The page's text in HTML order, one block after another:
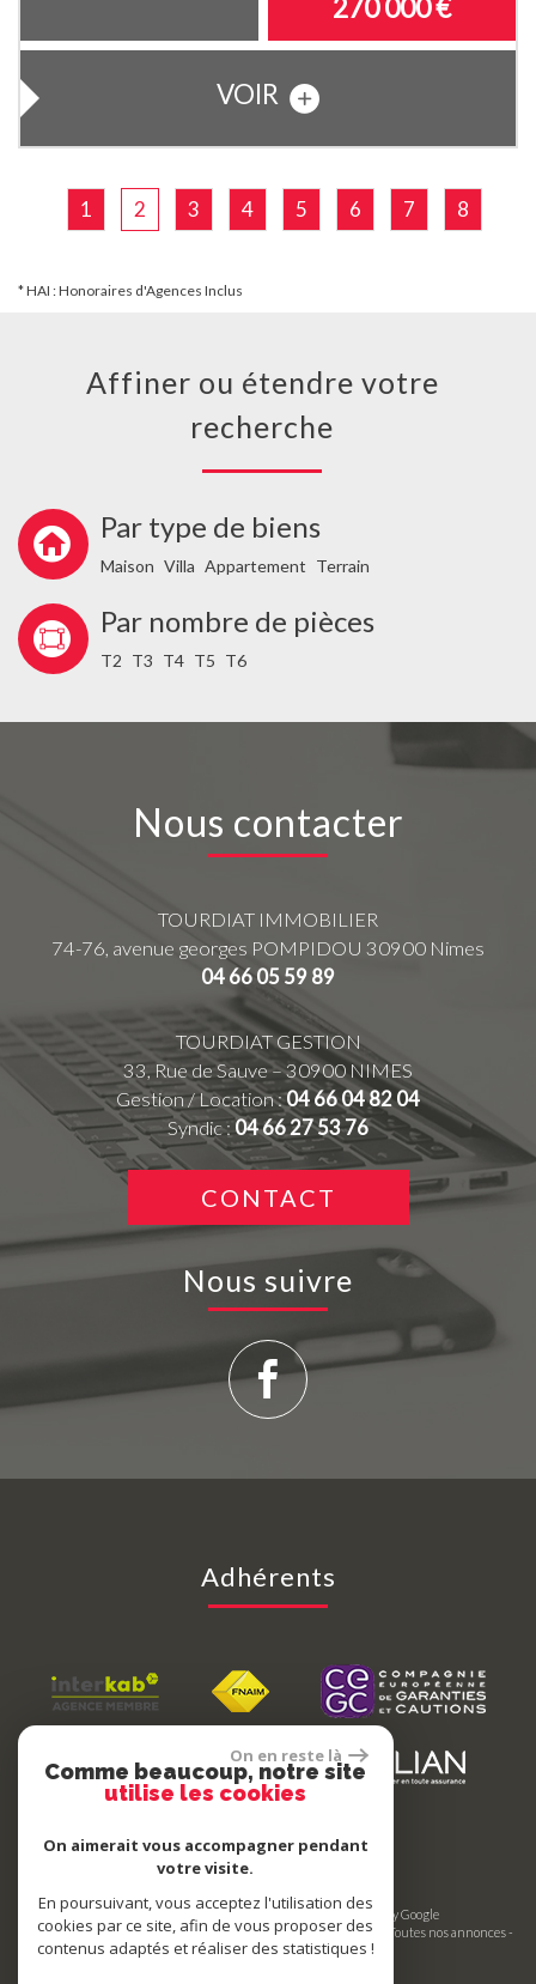
270 000€
VOIR
1 2 3 4 5 6 7 8
* HAI : Honoraires d'Agences Inclus
Affiner ou étendre votre
recherche
Par type de biens
Maison Villa Appartement Terrain
Par nombre de pièces
T2 T3 T4 T5 T6
Nous contacter
TOURDIAT IMMOBILIER
74-76, avenue georges POMPIDOU 30900 Nimes
04 66 05 59 89
TOURDIAT GESTION
33, Rue de Sauve – 30900 NIMES
Gestion / Location :04 66 04 82 04
Syndic :04 66 27 53 76
CONTACT
Nous suivre
Adhérents
© 2026 | Tous droits réservés | Traduction powered by Google
Plan du site- Mentions légales- Nos honoraires -Liens- Admin Toutes nos annonces-
Politique RGPD
On en reste là
Comme beaucoup, notre site
utilise les cookies
On aimerait vous accompagner pendant
votre visite.
En poursuivant, vous acceptez l'utilisation des
cookies par ce site, afin de vous proposer des
contenus adaptés et réaliser des statistiques !